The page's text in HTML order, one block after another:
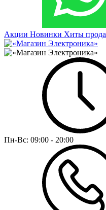
Акции Новинки Хиты
Пн-Вс: 09:00 - 20:00